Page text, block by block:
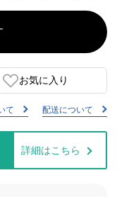
お気に入り
て 配送について
詳細はこちら